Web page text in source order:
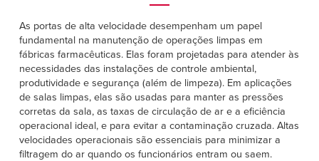
Portuguese
EUROPE
English
Deutsch
SOBRE NÓS
CONTATO
NOTÍCIAS
CENTRO DE RECURSOS
As portas de alta velocidade desempenham um papel
fundamental na manutenção de operações limpas em
fábricas farmacêuticas. Elas foram projetadas para atender às
necessidades das instalações de controle ambiental,
produtividade e segurança (além de limpeza). Em aplicações
de salas limpas, elas são usadas para manter as pressões
corretas da sala, as taxas de circulação de ar e a eficiência
operacional ideal, e para evitar a contaminação cruzada. Altas
velocidades operacionais são essenciais para minimizar a
filtragem do ar quando os funcionários entram ou saem.